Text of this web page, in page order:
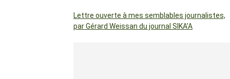
Lettre ouverte à mes semblables journalistes,
par Gérard Weissan du journal SIKA’A